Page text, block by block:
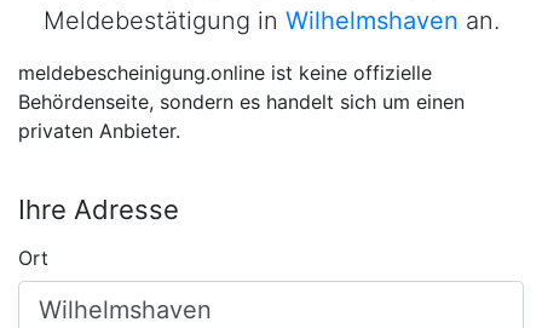
Meldebestätigung in Wilhelmshaven an.
meldebescheinigung.online ist keine offizielle
Behördenseite, sondern es handelt sich um einen
privaten Anbieter.
Ihre Adresse
Ort